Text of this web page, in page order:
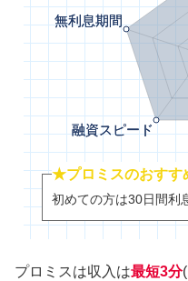
★プロミスのおすす
初めての方は30日間利
プロミスは収入は最短3分